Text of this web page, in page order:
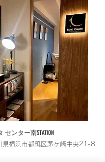
ンター南STATION
横浜市都筑区茅ヶ崎中央21-8